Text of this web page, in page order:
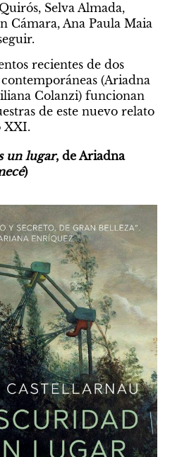
Selva Almada,
Cámara, Ana Paula Maia
recientes de dos
(Ariadna
Colanzi) funcionan
de este nuevo relato
XXI.
un lugar, de Ariadna
)